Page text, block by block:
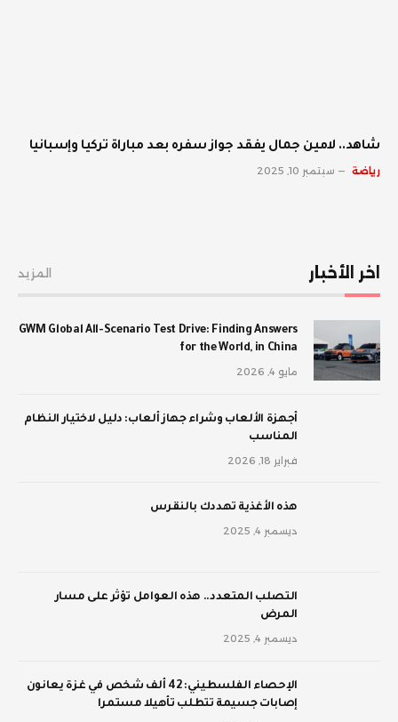
شاهد.. لامين جمال يفقد جواز سفره بعد مباراة تركيا وإسبانيا
رياضة سبتمبر 10, 2025
اخر الأخبار المزيد
GWM Global All-Scenario Test Drive: Finding Answers
for the World, in China
مايو 4, 2026
أجهزة الألعاب وشراء جهاز ألعاب: دليل لاختيار النظام
المناسب
فبراير 18, 2026
‫هذه الأغذية تهددك بالنقرس
ديسمبر 4, 2025
‫التصلب المتعدد.. هذه العوامل تؤثر على مسار
المرض
ديسمبر 4, 2025
الإحصاء الفلسطيني: 42 ألف شخص في غزة يعانون
إصابات جسيمة تتطلب تأهيلا مستمرا